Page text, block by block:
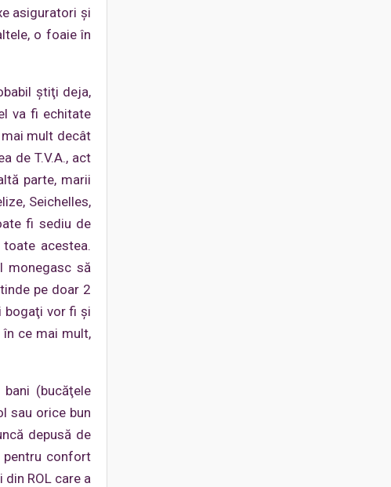
asiguratori şi
o foaie în
ştiţi deja,
va fi echitate
mult decât
de T.V.A., act
parte, marii
Seichelles,
fi sediu de
acestea.
monegasc să
pe doar 2
bogaţi vor fi şi
ce mai mult,
(bucăţele
sau orice bun
depusă de
pentru confort
ROL care a